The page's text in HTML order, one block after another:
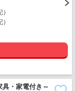
・家電付き～